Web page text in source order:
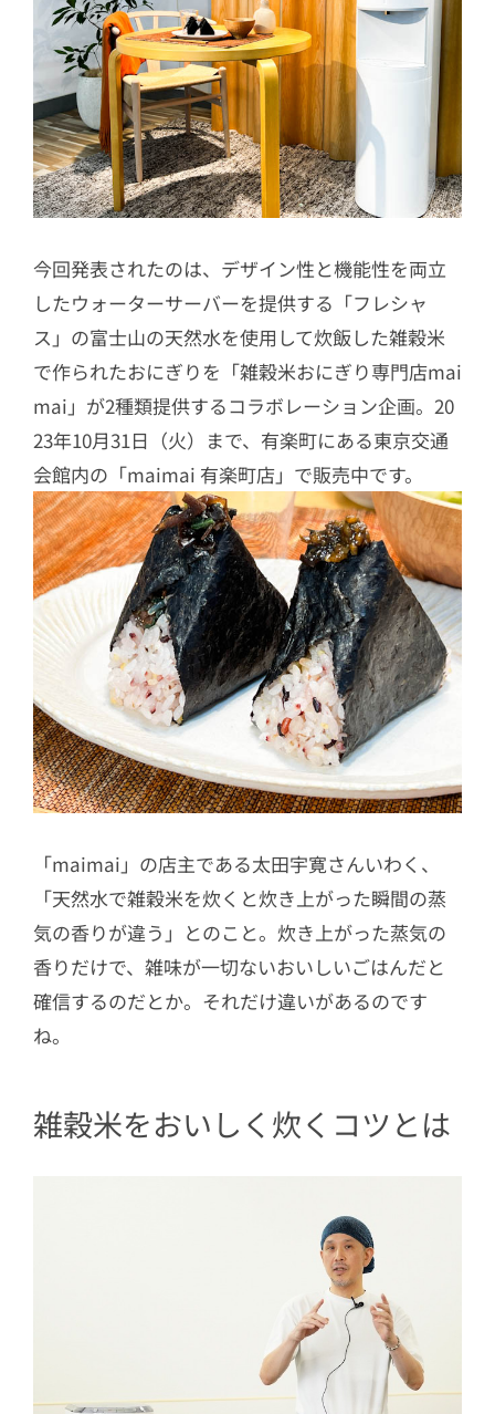
今回発表されたのは、デザイン性と機能性を両立
したウォーターサーバーを提供する「フレシャ
ス」の富士山の天然水を使用して炊飯した雑穀米
で作られたおにぎりを「雑穀米おにぎり専門店mai
mai」が2種類提供するコラボレーション企画。20
23年10月31日（火）まで、有楽町にある東京交通
会館内の「maimai 有楽町店」で販売中です。
「maimai」の店主である太田宇寛さんいわく、
「天然水で雑穀米を炊くと炊き上がった瞬間の蒸
気の香りが違う」とのこと。炊き上がった蒸気の
香りだけで、雑味が一切ないおいしいごはんだと
確信するのだとか。それだけ違いがあるのです
ね。
雑穀米をおいしく炊くコツとは